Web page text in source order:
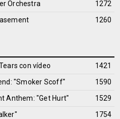
Orchestra
1272
1260
con vídeo
1421
"Smoker Scoff"
1590
Anthem: "Get Hurt"
1529
1754